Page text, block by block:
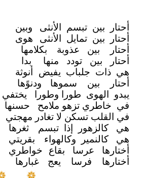
أحتار بين تبسم الأنثى
وبين
أحتار بين تمايل الأنثى
هوى
أحتار بين عذوبة
بكلامها
أحتار بين تودد منها
بدا
هي ذات جلباب يفيض
أنوثة
أحتار بين سموها
ودنوًها
يبدو الهوى طورا وطورا
يختفي
في خاطري تزهو ملامح
حسنها
في القلب تسكن لا تغادر مهجتي
هي كالزهور إذا تبسم
ثغرها
هي كالنمير وكالهواء
بقريتي
أختارها عرسا بقاع
خواطري
أختارها فرسا يعج غبارها